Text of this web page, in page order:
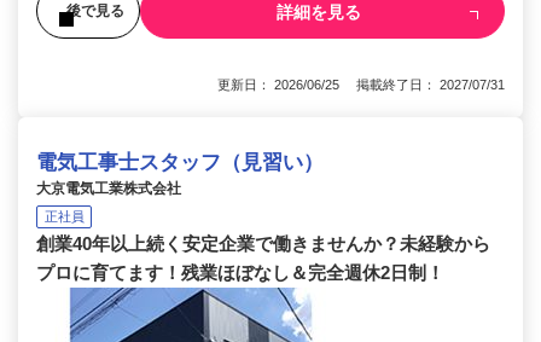
後で見る 詳細を見る
更新日： 2026/06/25 掲載終了日： 2027/07/31
電気工事士スタッフ（見習い）
大京電気工業株式会社
正社員
創業40年以上続く安定企業で働きませんか？未経験から
プロに育てます！残業ほぼなし＆完全週休2日制！